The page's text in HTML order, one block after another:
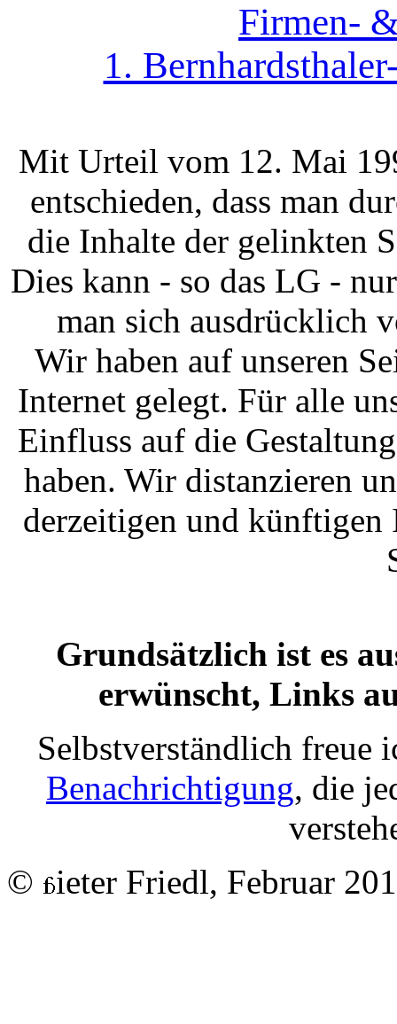
Firmen-
1.
Mit Urteil vom 12. Mai
entschieden, dass man
die Inhalte der gelinkten
Dies kann - so das LG -
man sich ausdrücklich
Wir haben auf unseren
Internet gelegt. Für alle
Einfluss auf die
haben. Wir distanzieren
derzeitigen und
Grundsätzlich ist es
erwünscht, Links
Selbstverständlich freue
Benachrichtigung, die
©
ieter Friedl, Februar